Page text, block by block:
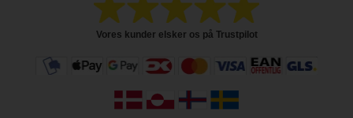
Vores kunder elsker os på Trustpilot